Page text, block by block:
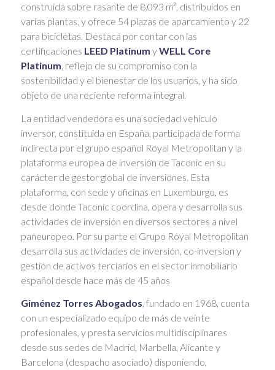
construida sobre rasante de 8.093 m², distribuidos en
varias plantas, y ofrece 54 plazas de aparcamiento y 22
para bicicletas. Destaca por contar con las
certificaciones LEED Platinum yWELL Core
Platinum, reflejo de su compromiso con la
sostenibilidad y el bienestar de los usuarios, y ha sido
objeto de una reciente reforma integral.
La entidad vendedora es una sociedad vehículo
inversor, constituida en España, participada de forma
indirecta por el grupo español Royal Metropolitan y la
plataforma europea de inversión de Taconic en su
carácter de gestor global de inversiones. Esta
plataforma, con sede y oficinas en Luxemburgo, es
desde donde Taconic coordina, opera y desarrolla sus
actividades de inversión en diversos sectores a nivel
paneuropeo. Por su parte el Grupo Royal Metropolitan
desarrolla sus actividades de inversión, co-inversion y
gestión de activos terciarios en el sector inmobiliario
español desde hace más de 45 años
Giménez Torres Abogados, fundado en 1968, cuenta
con un especializado equipo de más de veinte
profesionales, y presta servicios multidisciplinares
desde sus sedes de Madrid, Marbella, Alicante y
Barcelona (despacho asociado) disponiendo,